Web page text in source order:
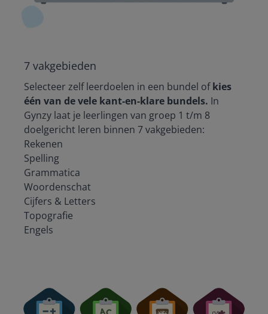
7 vakgebieden
Selecteer zelf leerdoelen in een bundel ofkies
één van de vele kant-en-klare bundels. In
Gynzy laat je leerlingen van groep 1 t/m 8
doelgericht leren binnen 7 vakgebieden:
Rekenen
Spelling
Grammatica
Woordenschat
Cijfers & Letters
Topografie
Engels